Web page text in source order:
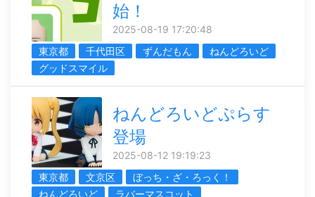
始！
2025-08-19 17:20:48
東京都
千代田区 ずんだもん
ねんどろいど
グッドスマイル
ねんどろいどぷらす
登場
2025-08-12 19:19:23
東京都
文京区
ぼっち・ざ・ろっく！
ねんどろいど
ラバーマスコット